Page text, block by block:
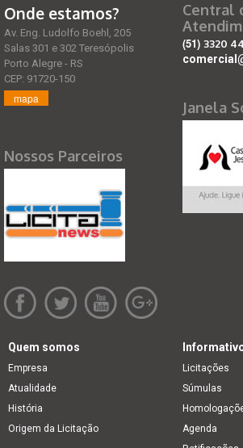
Onde estamos?
Av. Eng. Ludolfo Boehl, 205
Salas 301 e 302 Teresópolis
Porto Alegre - RS
CEP: 91720-150
mapa
Nossos Parceiros
Central
(51) 3320
Janela
Quem somos
Empresa
Atualidade
História
Origem da Licitação
Licitações
Súmulas
Agenda